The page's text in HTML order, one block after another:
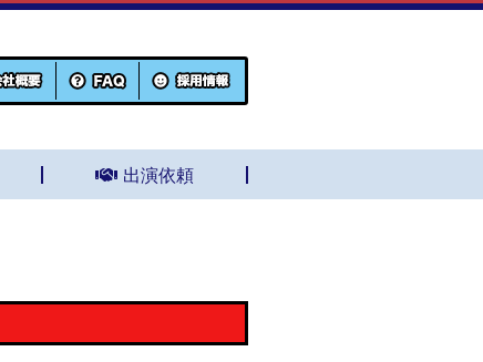
出演依頼